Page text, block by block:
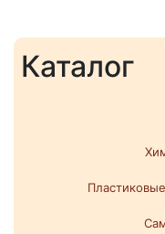
Каталог